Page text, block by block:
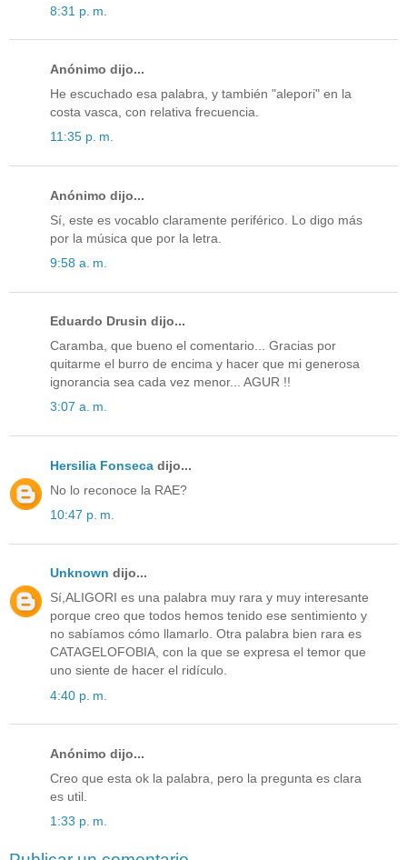
8:31 p. m.
Anónimo dijo...
He escuchado esa palabra, y también "alepori" en la
costa vasca, con relativa frecuencia.
11:35 p. m.
Anónimo dijo...
Sí, este es vocablo claramente periférico. Lo digo más
por la música que por la letra.
9:58 a. m.
Eduardo Drusin dijo...
Caramba, que bueno el comentario... Gracias por
quitarme el burro de encima y hacer que mi generosa
ignorancia sea cada vez menor... AGUR !!
3:07 a. m.
Hersilia Fonseca dijo...
No lo reconoce la RAE?
10:47 p. m.
Unknown dijo...
Sí,ALIGORI es una palabra muy rara y muy interesante
porque creo que todos hemos tenido ese sentimiento y
no sabíamos cómo llamarlo. Otra palabra bien rara es
CATAGELOFOBIA, con la que se expresa el temor que
uno siente de hacer el ridículo.
4:40 p. m.
Anónimo dijo...
Creo que esta ok la palabra, pero la pregunta es clara
es util.
1:33 p. m.